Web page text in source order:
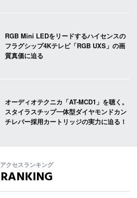
RGB Mini LEDをリードするハイセンスの
フラグシップ4Kテレビ「RGB UXS」の画
質真価に迫る
オーディオテクニカ「AT-MCD1」を聴く。
スタイラスチップ一体型ダイヤモンドカン
チレバー採用カートリッジの実力に迫る！
アクセスランキング
RANKING